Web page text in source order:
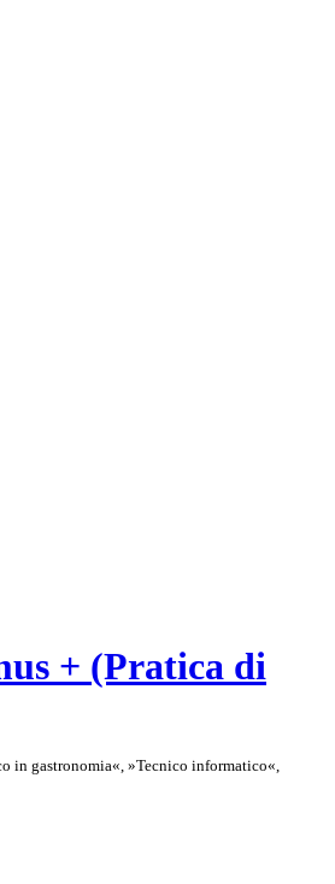
+ (Pratica di
in gastronomia«, »Tecnico informatico«,